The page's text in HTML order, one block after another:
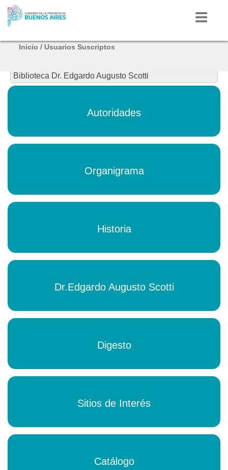
Autoridades
Mi Provincia
Inicio / Usuarios Suscriptos
Biblioteca Dr. Edgardo Augusto Scotti
Autoridades
Organigrama
Historia
Dr.Edgardo Augusto Scotti
Digesto
Sitios de Interés
Catálogo